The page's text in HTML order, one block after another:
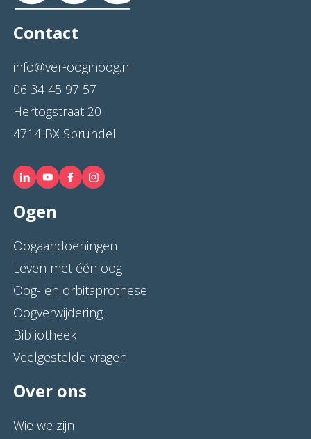
Contact
info@ver-ooginoog.nl
06 34 45 97 57
Hertogstraat 20
4714 BX Sprundel
Ogen
Oogaandoeningen
Leven met één oog
Oog- en orbitaprothese
Oogverwijdering
Bibliotheek
Veelgestelde vragen
Over ons
Wie we zijn